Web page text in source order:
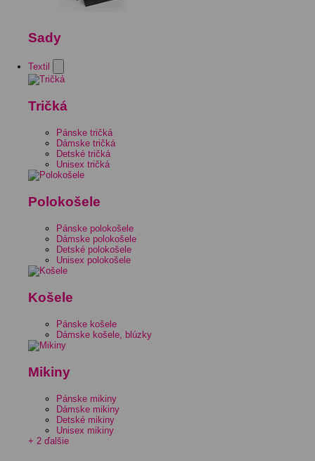
Sady
Textil
Tričká
Pánske tričká
Dámske tričká
Detské tričká
Unisex tričká
Polokošele
Pánske polokošele
Dámske polokošele
Detské polokošele
Unisex polokošele
Košele
Pánske košele
Dámske košele, blúzky
Mikiny
Pánske mikiny
Dámske mikiny
Detské mikiny
Unisex mikiny
+ 2 ďalšie